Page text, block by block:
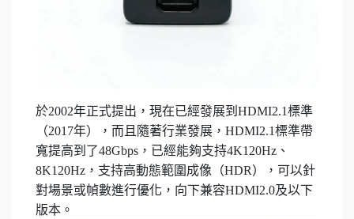
於2002年正式提出，現在已經發展到HDMI2.1標準
（2017年），而且隨著行業發展，HDMI2.1標準帶
寬提高到了48Gbps，已經能夠支持4K120Hz、
8K120Hz，支持高動態範圍成像（HDR），可以針
對場景或幀數進行優化，向下兼容HDMI2.0及以下
版本。